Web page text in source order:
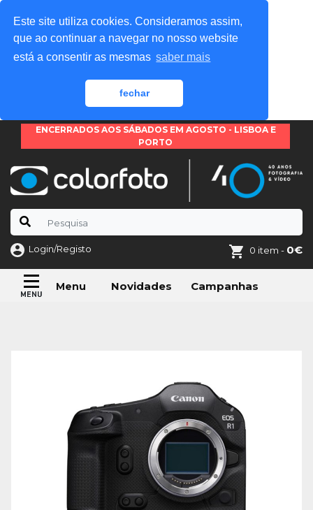
Este site utiliza cookies. Consideramos assim,
que ao continuar a navegar no nosso website
está a consentir as mesmas saber mais
fechar
ENCERRADOS AOS SÁBADOS EM AGOSTO - LISBOA E
PORTO
Login/Registo 0 item - 0€
Menu Novidades Campanhas